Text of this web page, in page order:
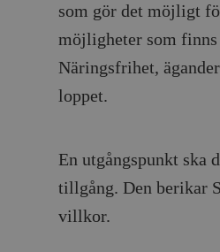
som gör det möjligt
möjligheter som
Näringsfrihet,
loppet.
En utgångspunkt ska
tillgång. Den berikar
villkor.
_hjSessionUser_675006 .timbro.se
_hjSession_675006
Vimeo.com
1 år 1
månad